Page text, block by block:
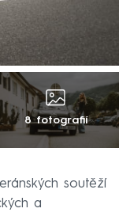
8 fotografií
soutěží
a